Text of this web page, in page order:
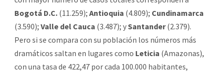
Bogotá D.C. (11.259); Antioquia (4.809); Cundinamarca
(3.590); Valle del Cauca (3.487); ySantander(2.379).
Pero si se compara con su población los números más
dramáticos saltan en lugares como Leticia (Amazonas),
con una tasa de 422,47 por cada 100.000 habitantes,